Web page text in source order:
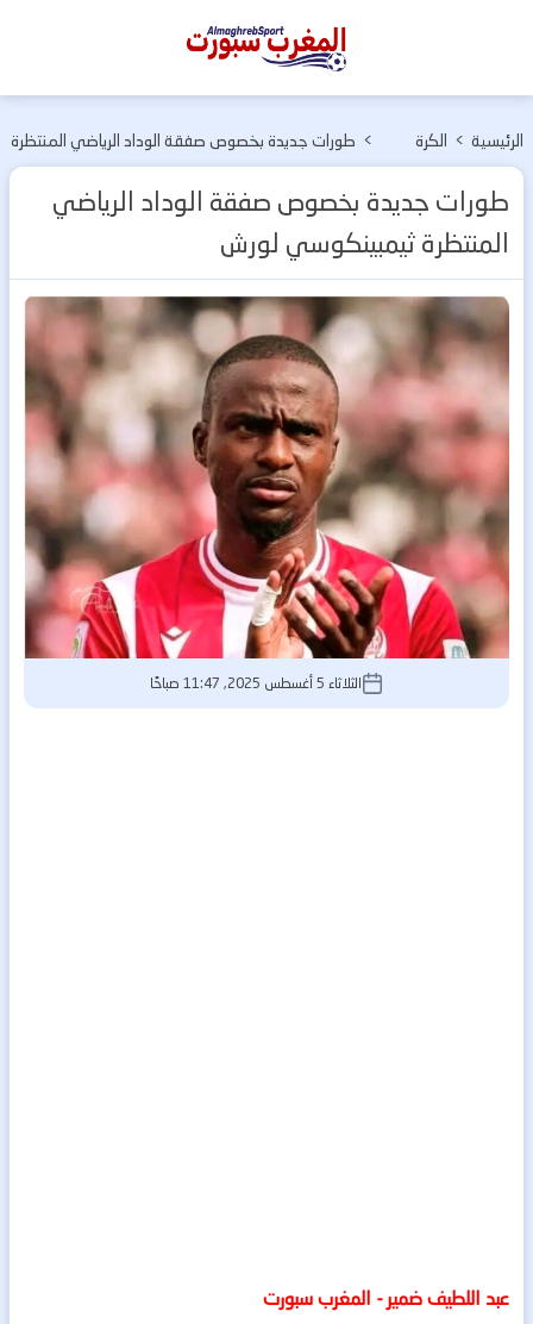
المغرب
الرئيسية > الكرة
> طورات جديدة بخصوص صفقة الوداد الرياضي المنتظرة
طورات جديدة بخصوص صفقة الوداد الرياضي
المنتظرة ثيمبينكوسي لورش
الثلاثاء 5 أغسطس 2025, 11:47 صباحًا
عبد اللطيف ضمير - المغرب سبورت